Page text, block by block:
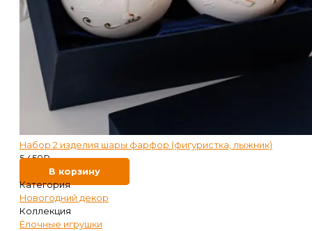
Набор 2 изделия шары фарфор (фигуристка, лыжник)
5 450₽
В корзину
Категория
Новогодний декор
Коллекция
Ёлочные игрушки